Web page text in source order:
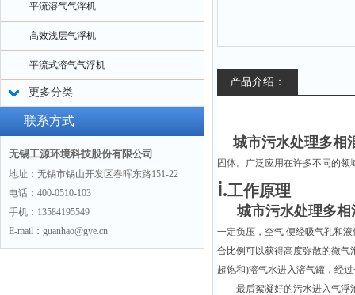
平流溶气气浮机
高效浅层气浮机
平流式溶气气浮机
更多分类
联系方式
无锡工源环境科技股份有限公司
地址：无锡市锡山开发区春晖东路151-22
电话：400-0510-103
手机：13584195549
E-mail：guanhao@gye.cn
产品介绍：
城市污水处理多相
固体。广泛应用在许多不同的
ⅰ.工作原理
城市污水处理多
一定负压，空气 便经吸气孔和
合比例可以获得高度弥散的微气
超饱和)溶气水进入溶气罐，经
最后絮凝好的污水进入气浮